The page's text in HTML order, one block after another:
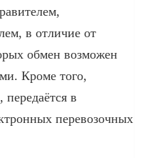
в отличие от
обмен возможен
Кроме того,
в
перевозочных